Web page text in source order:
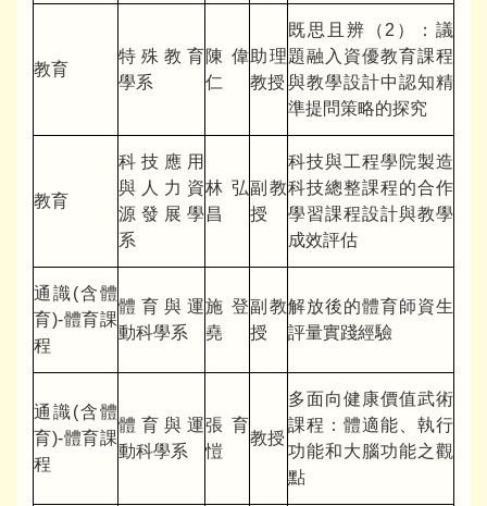
教育
特殊教育
學系
陳偉
仁
助理
教授
既思且辨（2）：議
題融入資優教育課程
與教學設計中認知精
準提問策略的探究
教育
科技應用
與人力資
源發展學
系
林弘
昌
副教
授
科技與工程學院製造
科技總整課程的合作
學習課程設計與教學
成效評估
通識(含體
育)-體育課
程
體育與運
動科學系
施登
堯
副教
授
解放後的體育師資生
評量實踐經驗
通識(含體
育)-體育課
程
體育與運
動科學系
張育
愷
教授
多面向健康價值武術
課程：體適能、執行
功能和大腦功能之觀
點